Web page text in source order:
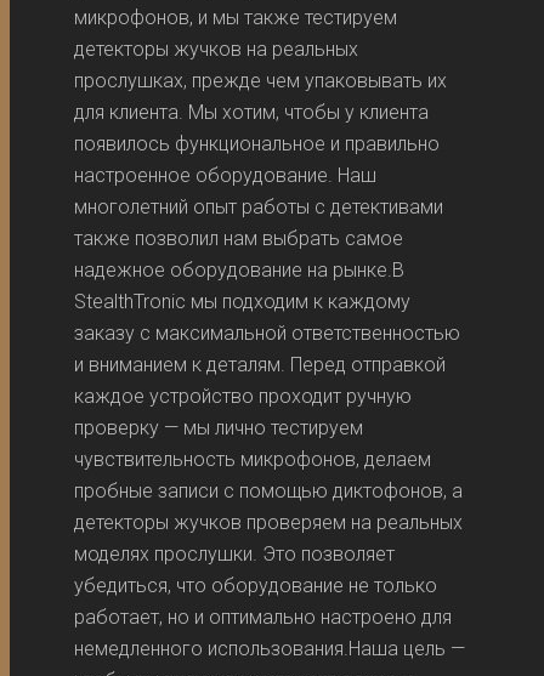
микрофонов, и мы также тестируем
детекторы жучков на реальных
прослушках, прежде чем упаковывать их
для клиента. Мы хотим, чтобы у клиента
появилось функциональное и правильно
настроенное оборудование. Наш
многолетний опыт работы с детективами
также позволил нам выбрать самое
надежное оборудование на рынке.В
StealthTronic мы подходим к каждому
заказу с максимальной ответственностью
и вниманием к деталям. Перед отправкой
каждое устройство проходит ручную
проверку — мы лично тестируем
чувствительность микрофонов, делаем
пробные записи с помощью диктофонов, а
детекторы жучков проверяем на реальных
моделях прослушки. Это позволяет
убедиться, что оборудование не только
работает, но и оптимально настроено для
немедленного использования.Наша цель —